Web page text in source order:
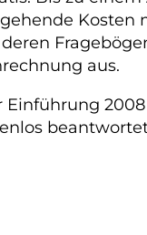
aus.
Einführung